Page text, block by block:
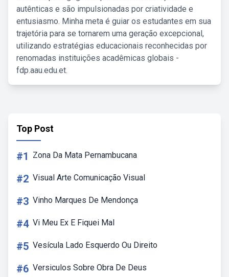
autênticas e são impulsionadas por criatividade e
entusiasmo. Minha meta é guiar os estudantes em sua
trajetória para se tornarem uma geração excepcional,
utilizando estratégias educacionais reconhecidas por
renomadas instituições acadêmicas globais -
fdp.aau.edu.et.
Top Post
#1 Zona Da Mata Pernambucana
#2 Visual Arte Comunicação Visual
#3 Vinho Marques De Mendonça
#4 Vi Meu Ex E Fiquei Mal
#5 Vesícula Lado Esquerdo Ou Direito
#6 Versiculos Sobre Obra De Deus